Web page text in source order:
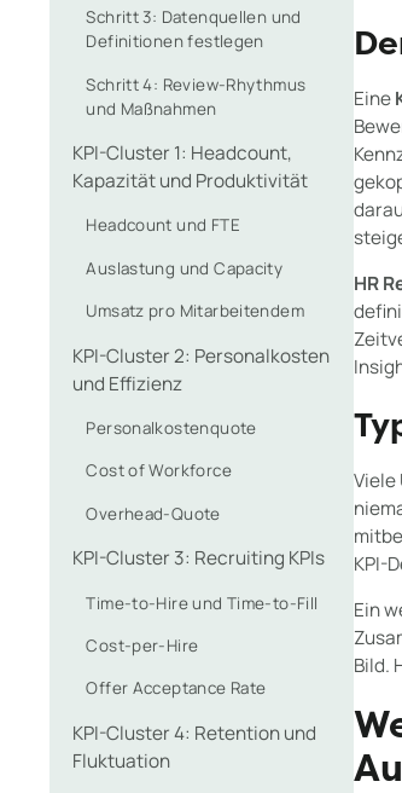
Schritt 3: Datenquellen und
Definitionen festlegen
Schritt 4: Review-Rhythmus
und Maßnahmen
KPI-Cluster 1: Headcount,
Kapazität und Produktivität
Headcount und FTE
Auslastung und Capacity
Umsatz pro Mitarbeitendem
KPI-Cluster 2: Personalkosten
und Effizienz
Personalkostenquote
Cost of Workforce
Overhead-Quote
KPI-Cluster 3: Recruiting KPIs
Time-to-Hire und Time-to-Fill
Cost-per-Hire
Offer Acceptance Rate
KPI-Cluster 4: Retention und
Fluktuation
Eine
HR
Viele
KPI-
Ein
Bild.